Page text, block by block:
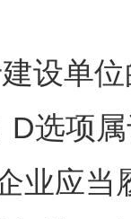
建设单
选项
业应